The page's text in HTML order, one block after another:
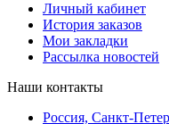
Личный кабинет
История заказов
Мои закладки
Рассылка новостей
Наши контакты
Россия, Санкт-